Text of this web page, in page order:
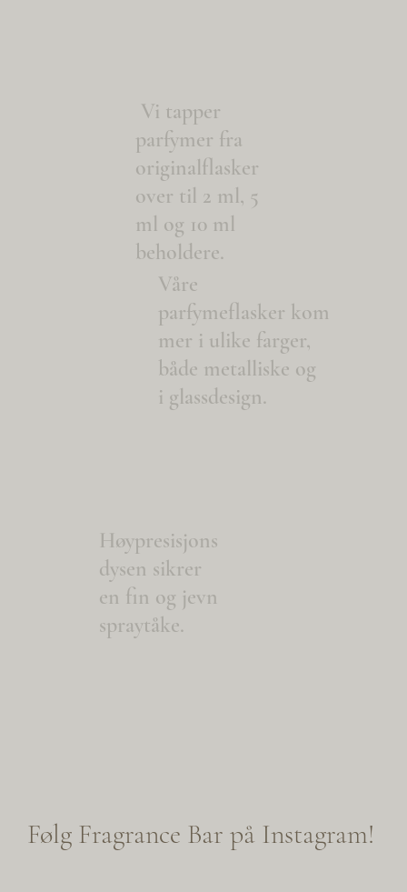
Våre
parfymeflasker kom
mer i ulike farger,
både metalliske og
i glassdesign.
Vi tapper
parfymer fra
originalflasker
over til 2 ml, 5
ml og 10 ml
beholdere.
Høypresisjons
dysen sikrer
en fin og jevn
spraytåke.
Følg Fragrance Bar på Instagram!